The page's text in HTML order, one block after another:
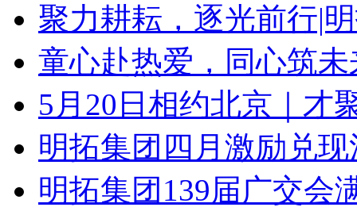
聚力耕耘，逐光前行|
童心赴热爱，同心筑
5月20日相约北京｜才
明拓集团四月激励兑
明拓集团139届广交会